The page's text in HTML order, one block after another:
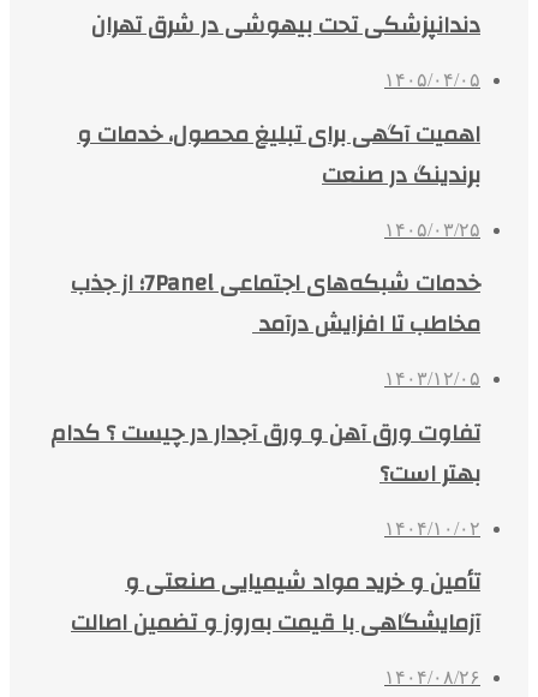
دندانپزشکی تحت بیهوشی در شرق تهران
۱۴۰۵/۰۴/۰۵
اهمیت آگهی برای تبلیغ محصول، خدمات و
برندینگ در صنعت
۱۴۰۵/۰۳/۲۵
خدمات شبکه‌های اجتماعی 7Panel؛ از جذب
مخاطب تا افزایش درآمد
۱۴۰۳/۱۲/۰۵
تفاوت ورق آهن و ورق آجدار در چیست ؟ کدام
بهتر است؟
۱۴۰۴/۱۰/۰۲
تأمین و خرید مواد شیمیایی صنعتی و
آزمایشگاهی با قیمت به‌روز و تضمین اصالت
۱۴۰۴/۰۸/۲۶